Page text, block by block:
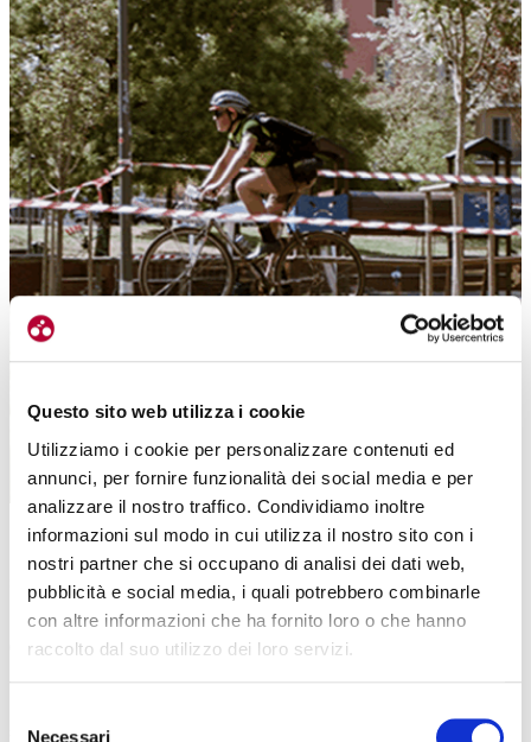
Questo sito web utilizza i cookie
Utilizziamo i cookie per personalizzare contenuti ed
annunci, per fornire funzionalità dei social media e per
analizzare il nostro traffico. Condividiamo inoltre
informazioni sul modo in cui utilizza il nostro sito con i
nostri partner che si occupano di analisi dei dati web,
pubblicità e social media, i quali potrebbero combinarle
con altre informazioni che ha fornito loro o che hanno
raccolto dal suo utilizzo dei loro servizi.
Necessari
L’evento sarà tutto nella zona sud di Milano, con la gara principale nei parchi
Parco Baden Powell e Parco Segantini
800 persone sono un bel numero anche per Milano. Come gestirete gli alloggi?
Stiamo cercando dellesistemazioni gratuite per il maggior numero
di persone possibile, vorremmo arrivare a 600 posti
sud di Milano
, evitando cioè di